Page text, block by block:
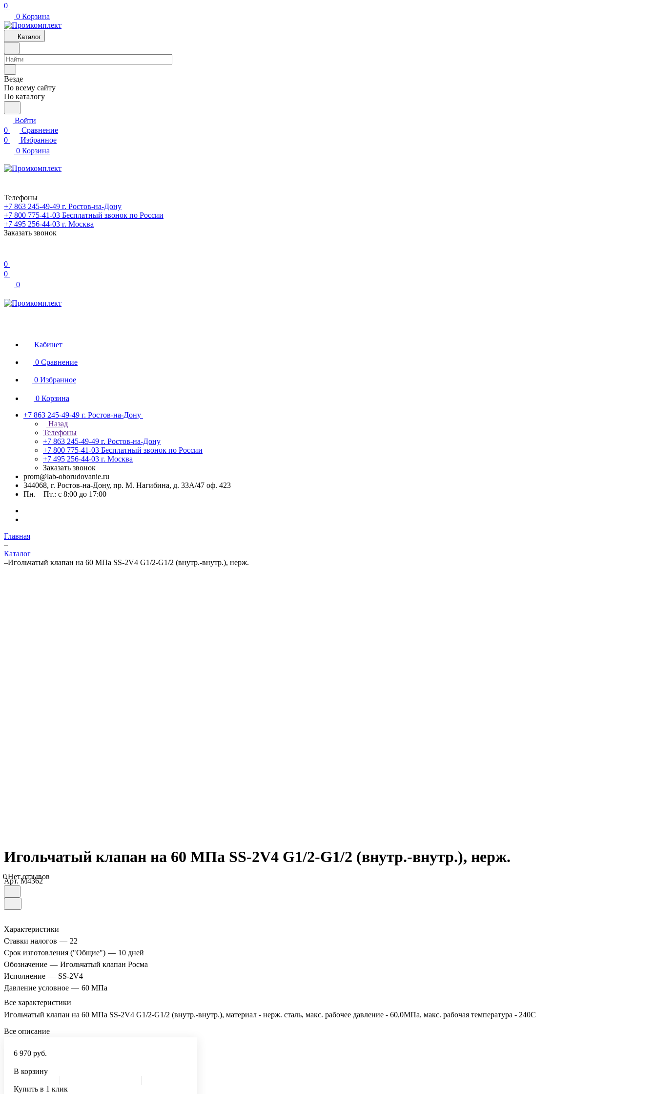
0
0 Корзина
Каталог
Везде
По всему сайту
По каталогу
Войти
0
Сравнение
0
Избранное
0 Корзина
Телефоны
+7 863 245-49-49 г. Ростов-на-Дону
+7 800 775-41-03 Бесплатный звонок по России
+7 495 256-44-03 г. Москва
Заказать звонок
0
0
0
Кабинет
0 Сравнение
0 Избранное
0 Корзина
+7 863 245-49-49 г. Ростов-на-Дону
Назад
Телефоны
+7 863 245-49-49 г. Ростов-на-Дону
+7 800 775-41-03 Бесплатный звонок по России
+7 495 256-44-03 г. Москва
Заказать звонок
prom@lab-oborudovanie.ru
344068, г. Ростов-на-Дону, пр. М. Нагибина, д. 33А/47 оф. 423
Пн. – Пт.: с 8:00 до 17:00
Главная
–
Каталог
–Игольчатый клапан на 60 МПа SS-2V4 G1/2-G1/2 (внутр.-внутр.), нерж.
Игольчатый клапан на 60 МПа SS-2V4 G1/2-G1/2 (внутр.-внутр.), нерж.
0Нет отзывов
Арт.M4362
Характеристики
Ставки налогов — 22
Срок изготовления ("Общие") — 10 дней
Обозначение — Игольчатый клапан Росма
Исполнение — SS-2V4
Давление условное — 60 МПа
Все характеристики
Игольчатый клапан на 60 МПа SS-2V4 G1/2-G1/2 (внутр.-внутр.), материал - нерж. сталь, макс. рабочее давление - 60,0МПа, макс. рабочая температура - 240С
Все описание
6 970 руб.
В корзину
Купить в 1 клик